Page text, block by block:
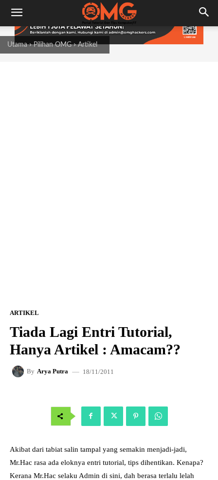
Utama Pilihan OMG Artikel
ARTIKEL
Tiada Lagi Entri Tutorial,
Hanya Artikel : Amacam??
By Arya Putra 18/11/2011
Akibat dari tabiat salin tampal yang semakin menjadi-jadi,
Mr.Hac rasa ada eloknya entri tutorial, tips dihentikan. Kenapa?
Kerana Mr.Hac selaku Admin di sini, dah berasa terlalu lelah